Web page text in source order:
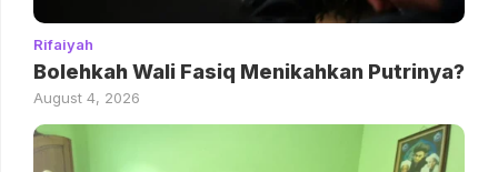
Rifaiyah
Bolehkah Wali Fasiq Menikahkan Putrinya?
August 4, 2026